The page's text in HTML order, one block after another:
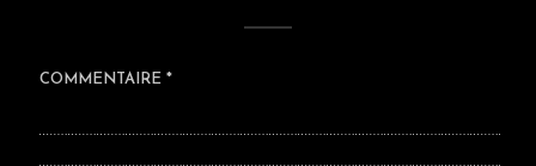
COMMENTAIRE *